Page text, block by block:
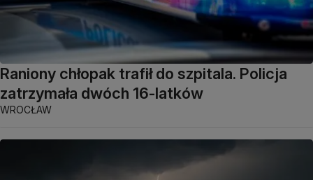
Raniony chłopak trafił do szpitala. Policja
zatrzymała dwóch 16-latków
WROCŁAW